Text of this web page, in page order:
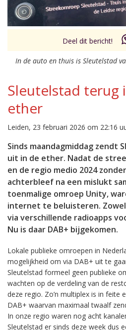
Deel dit bericht!
In de auto en thuis is Sleutelstad
Sleutelstad terug
ether
Leiden, 23 februari 2026 om 22:16
Sinds maandagmiddag zendt
uit in de ether. Nadat de
en de regio medio 2024
achterbleef na een mislukt
toenmalige omroep Unity,
internet te beluisteren.
via verschillende radioapps
Nu is daar DAB+ bijgekomen.
Lokale publieke omroepen in
mogelijkheid om via DAB+ uit te
Sleutelstad formeel geen publieke
wachten op de verdeling van de
deze regio. Zo’n multiplex is in feite
DAB+ waarvan maximaal twaalf
In onze regio waren nog acht
Sleutelstad er sinds deze week dus